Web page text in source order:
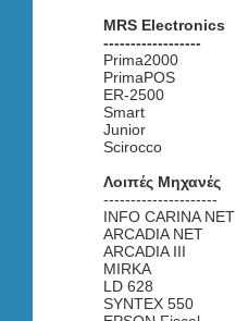
MRS Electronics
------------------
Prima2000
PrimaPOS
ER-2500
Smart
Junior
Scirocco
Λοιπές Μηχανές
---------------------
INFO CARINA NET
ARCADIA NET
ARCADIA ΙΙΙ
MIRKA
LD 628
SYNTEX 550